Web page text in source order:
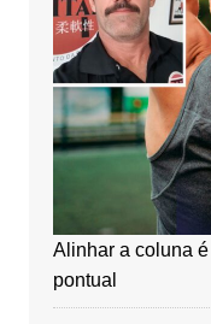
Alinhar a coluna
pontual